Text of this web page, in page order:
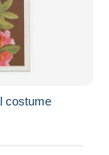
costume